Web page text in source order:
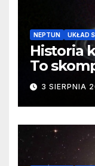
NEPTUN UKŁAD
Historia
To
3 SIERPNIA